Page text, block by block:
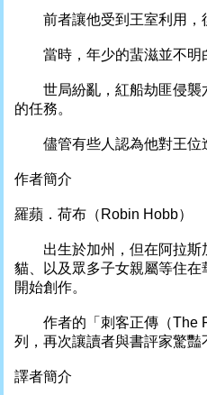
前者讓他受到王室利用，
當時，年少的蜚滋並不明白
世局紛亂，紅船劫匪侵襲
的任務。
儘管有些人認為他對王位
作者簡介
羅蘋．荷布（Robin Hobb）
出生於加州，但在阿拉斯
貓、以及眾多子女親屬等住
開始創作。
作者的「刺客正傳（The
列，再次讓讀者與書評家驚豔
譯者簡介